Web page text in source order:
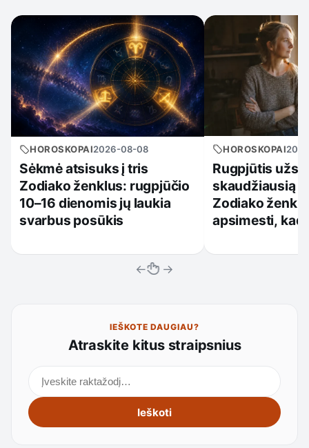
HOROSKOPAI2026-08-08
Sėkmė atsisuks į tris
Zodiako ženklus: rugpjūčio
10–16 dienomis jų laukia
svarbus posūkis
HOROSKOPAI
Rugpjūtis
skaudžiausią
Zodiako
apsimesti, kad
← →
IEŠKOTE DAUGIAU?
Atraskite kitus straipsnius
Ieškoti